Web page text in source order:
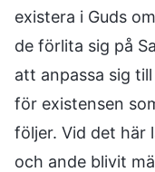
existera i Guds
de förlita sig på
att anpassa sig
för existensen
följer. Vid det här
och ande blivit